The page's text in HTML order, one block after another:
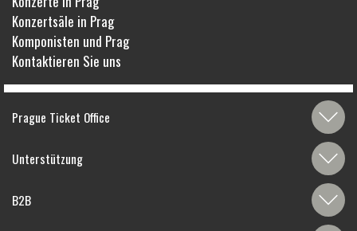
Konzertsäle in Prag
Komponisten und Prag
Kontaktieren Sie uns
Prague Ticket Office
Unterstützung
B2B